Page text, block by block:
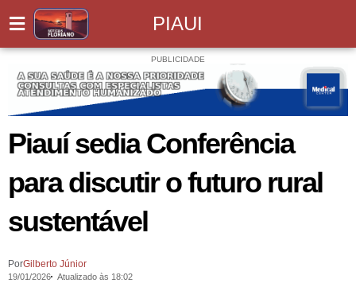
PIAUI
PUBLICIDADE
Piauí sedia Conferência
para discutir o futuro rural
sustentável
PorGilberto Júnior
19/01/2026 Atualizado às 18:02